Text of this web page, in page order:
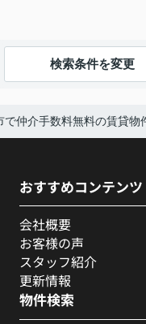
検索条件を変更
で仲介手数料無料の賃貸物
おすすめコンテンツ
会社概要
お客様の声
スタッフ紹介
更新情報
物件検索